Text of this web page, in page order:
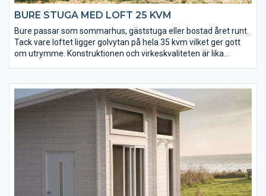
BURE STUGA MED LOFT 25 KVM
Bure passar som sommarhus, gäststuga eller bostad året runt.
Tack vare loftet ligger golvytan på hela 35 kvm vilket ger gott
om utrymme. Konstruktionen och virkeskvaliteten är lika
inne